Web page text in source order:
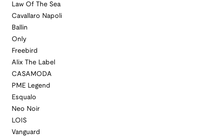
Law Of The Sea
Cavallaro Napoli
Ballin
Only
Freebird
Alix The Label
CASAMODA
PME Legend
Esqualo
Neo Noir
LOIS
Vanguard